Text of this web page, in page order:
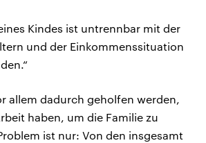
Kindes ist untrennbar mit der
und der Einkommenssituation
allem dadurch geholfen werden,
haben, um die Familie zu
ist nur: Von den insgesamt